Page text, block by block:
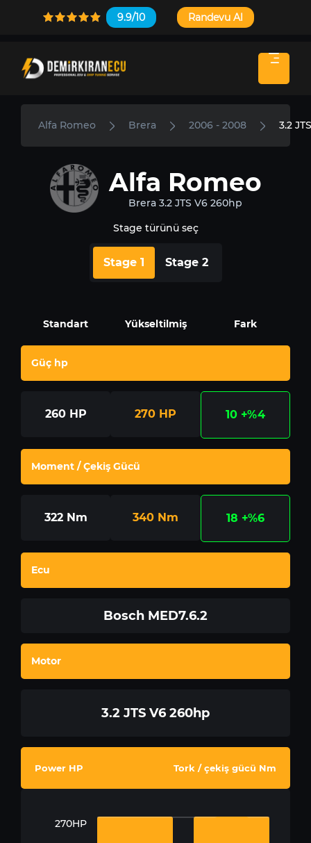
9.9/10 Randevu Al
Alfa Romeo Brera 2006 - 2008 3.2
Alfa Romeo
Brera 3.2 JTS V6 260hp
Stage türünü seç
Stage 1 Stage 2
Standart Yükseltilmiş Fark
Güç hp
260 HP 270 HP 10 +%4
Moment / Çekiş Gücü
322 Nm 340 Nm 18 +%6
Ecu
Bosch MED7.6.2
Motor
3.2 JTS V6 260hp
Power HP Tork / çekiş gücü Nm
270HP